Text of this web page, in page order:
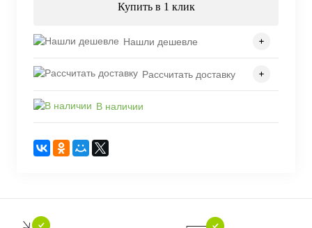
Купить в 1 клик
Нашли дешевле
Рассчитать доставку
В наличии